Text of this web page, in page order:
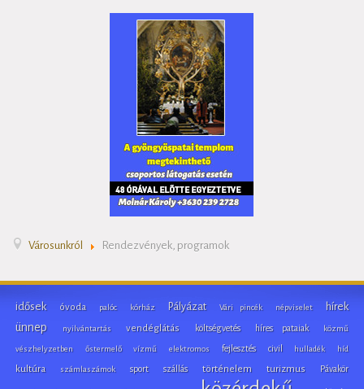
Városunkról Rendezvények, programok
idősek óvoda palóc kórház Pályázat Vári pincék népviselet hírek
ünnep nyilvántartás vendéglátás költségvetés híres pataiak közmű
vészhelyzetben őstermelő vízmű elektromos fejlesztés civil hulladék híd
kultúra számlaszámok sport szállás történelem turizmus Pávakör